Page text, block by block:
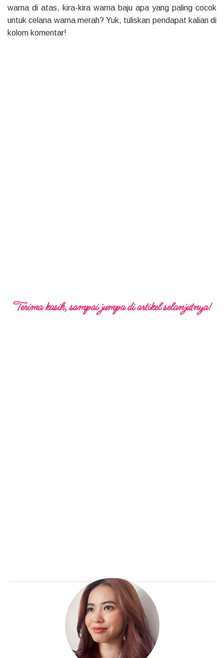
warna di atas, kira-kira warna baju apa yang paling cocok
untuk celana warna merah? Yuk, tuliskan pendapat kalian di
kolom komentar!
Terima kasih, sampai jumpa di artikel selanjutnya!